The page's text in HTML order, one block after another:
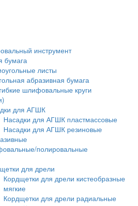
инструмент
бумага
листы
абразивная бумага
шлифовальные круги
для АГШК
Насадки для АГШК пластмассовые
Насадки для АГШК резиновые
полировальные
для дрели
Кордщетки для дрели кистеобразные
мягкие
Кордщетки для дрели радиальные